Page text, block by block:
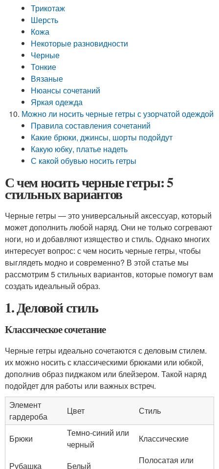
Трикотаж
Шерсть
Кожа
Некоторые разновидности
Черные
Тонкие
Вязаные
Нюансы сочетаний
Яркая одежда
Можно ли носить черные гетры с узорчатой одеждой
Правила составления сочетаний
Какие брюки, джинсы, шорты подойдут
Какую юбку, платье надеть
С какой обувью носить гетры
С чем носить черные гетры: 5
стильных вариантов
Черные гетры — это универсальный аксессуар, который
может дополнить любой наряд. Они не только согревают
ноги, но и добавляют изящество и стиль. Однако многих
интересует вопрос: с чем носить черные гетры, чтобы
выглядеть модно и современно? В этой статье мы
рассмотрим 5 стильных вариантов, которые помогут вам
создать идеальный образ.
1. Деловой стиль
Классическое сочетание
Черные гетры идеально сочетаются с деловым стилем.
их можно носить с классическими брюками или юбкой,
дополнив образ пиджаком или блейзером. Такой наряд
подойдет для работы или важных встреч.
Элемент
гардероба
Цвет Стиль
Брюки
Темно-синий или
черный
Классические
Рубашка Белый
Полосатая или